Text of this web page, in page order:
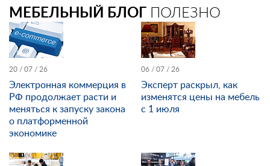
МЕБЕЛЬНЫЙ БЛОГ ПОЛЕЗНО
20 / 07 / 26
Электронная коммерция в
РФ продолжает расти и
меняться к запуску закона
о платформенной
экономике
06 / 07 / 26
Эксперт раскрыл, как
изменятся цены на мебель
с 1 июля